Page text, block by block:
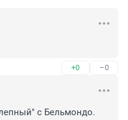
+0 –0
с Бельмондо.